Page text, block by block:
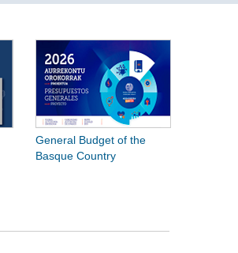
General Budget of the
Basque Country